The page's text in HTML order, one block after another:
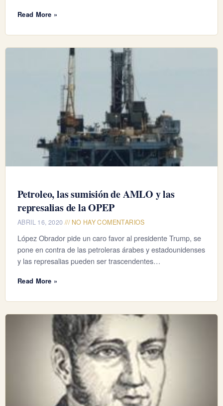
Read More »
Petroleo, las sumisión de AMLO y las
represalias de la OPEP
ABRIL 16, 2020 NO HAY COMENTARIOS
López Obrador pide un caro favor al presidente Trump, se
pone en contra de las petroleras árabes y estadounidenses
y las represalias pueden ser trascendentes…
Read More »